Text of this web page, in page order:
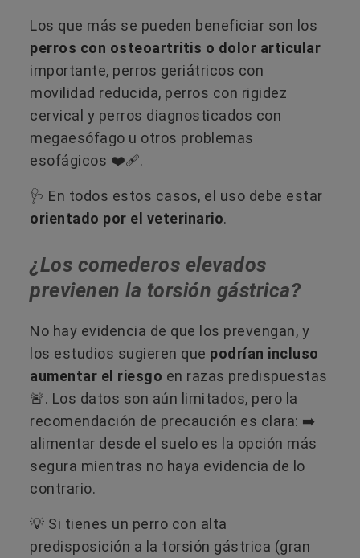
Los que más se pueden beneficiar son los
perros con osteoartritis o dolor articular
importante, perros geriátricos con
movilidad reducida, perros con rigidez
cervical y perros diagnosticados con
megaesófago u otros problemas
esofágicos ❤️‍🩹​.
🩺 En todos estos casos, el uso debe estar
orientado por el veterinario.
¿Los comederos elevados
previenen la torsión gástrica?
No hay evidencia de que los prevengan, y
los estudios sugieren que podrían incluso
aumentar el riesgo en razas predispuestas
🚨. Los datos son aún limitados, pero la
recomendación de precaución es clara: ➡️
alimentar desde el suelo es la opción más
segura mientras no haya evidencia de lo
contrario.
💡 Si tienes un perro con alta
predisposición a la torsión gástrica (gran